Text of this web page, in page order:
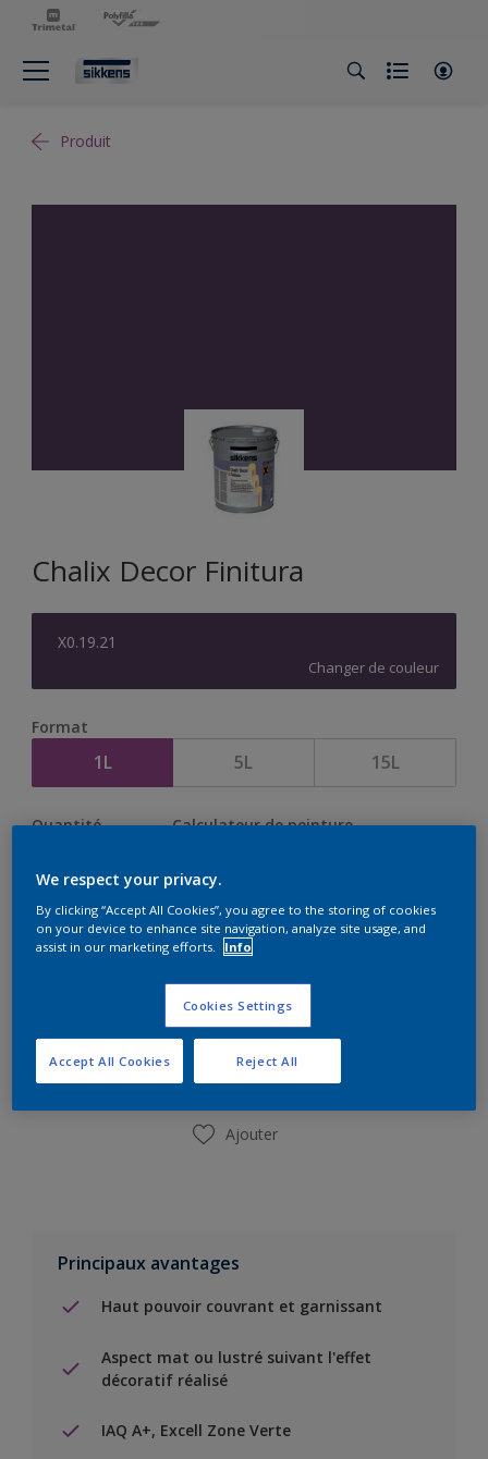
Produit
Chalix Decor Finitura
X0.19.21
Changer de couleur
Format
1L 5L 15L
Quantité Calculateur de peinture
Ajouter à la liste d’achats
Trouver un magasin
Ajouter
Principaux avantages
Haut pouvoir couvrant et garnissant
Aspect mat ou lustré suivant l'effet
décoratif réalisé
IAQ A+, Excell Zone Verte
We respect your privacy.
By clicking “Accept All Cookies”, you agree to the storing of cookies
on your device to enhance site navigation, analyze site usage, and
assist in our marketing efforts.
Info
Cookies Settings
Reject All
Accept All Cookies